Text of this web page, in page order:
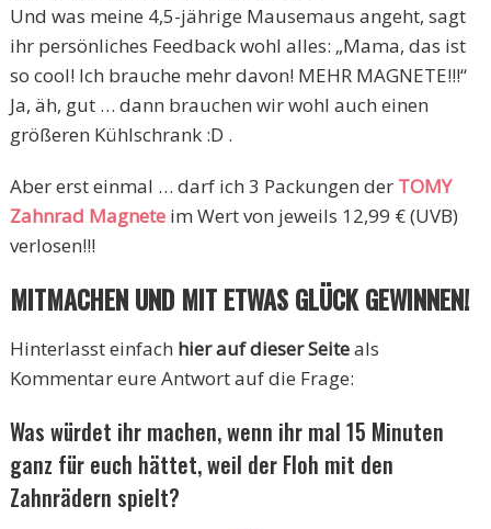
Und was meine 4,5-jährige Mausemaus angeht, sagt
ihr persönliches Feedback wohl alles: „Mama, das ist
so cool! Ich brauche mehr davon! MEHR MAGNETE!!!“
Ja, äh, gut … dann brauchen wir wohl auch einen
größeren Kühlschrank :D .
Aber erst einmal … darf ich 3 Packungen der TOMY
Zahnrad Magnete im Wert von jeweils 12,99 € (UVB)
verlosen!!!
MITMACHEN UND MIT ETWAS GLÜCK GEWINNEN!
Hinterlasst einfach hier auf dieser Seiteals
Kommentar eure Antwort auf die Frage:
Was würdet ihr machen, wenn ihr mal 15 Minuten
ganz für euch hättet, weil der Floh mit den
Zahnrädern spielt?